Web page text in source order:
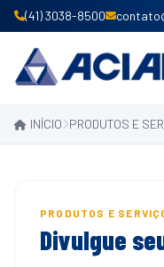
(41) 3038-8500
INICIO
ASSOCIE-SE
INÍCIO PRODUTOS E
PRODUTOS E
Divulgue